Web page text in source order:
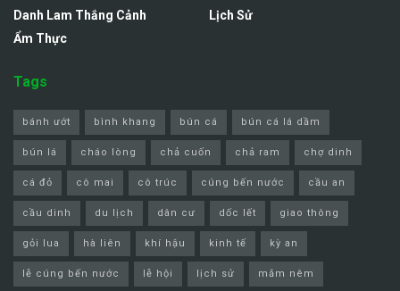
Danh Lam Thắng Cảnh
Ẩm Thực
Lịch Sử
Tags
bánh ướt bình khang bún cá bún cá lá dầm
bún lá cháo lòng chả cuốn chả ram chợ dinh
cá đỏ cô mai cô trúc cúng bến nước cầu an
cầu dinh du lịch dân cư dốc lết giao thông
gỏi lua hà liên khí hậu kinh tế kỳ an
lễ cúng bến nước lễ hội lịch sử mắm nêm